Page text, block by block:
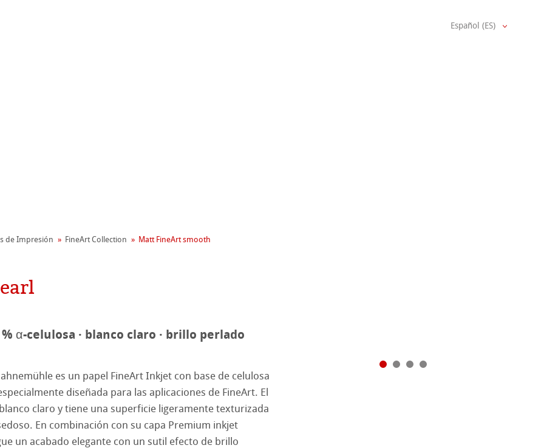
Rooster
Español (ES)
de Impresión FineArt Collection Matt FineArt smooth
% α-celulosa · blanco claro · brillo perlado
es un papel FineArt Inkjet con base de celulosa
diseñada para las aplicaciones de FineArt. El
claro y tiene una superficie ligeramente texturizada
En combinación con su capa Premium inkjet
un acabado elegante con un sutil efecto de brillo